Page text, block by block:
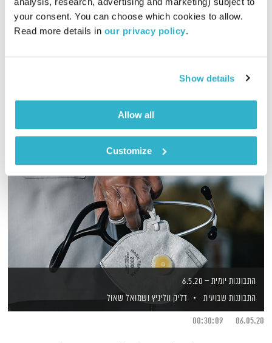
your consent. You can choose which cookies to allow.
Read more details in our privacy policy.
Show details
Allow all
Customize
08.05.23
00:58:29
כל יום בדרך הביתה – שעה של מוזיקה מעולה בעריכתה ובהגשתה
התבוננות יומית – 6.5.20
התבוננות שבועית
דליק ווליניץ ושמואל שאול
06.05.20
00:30:09